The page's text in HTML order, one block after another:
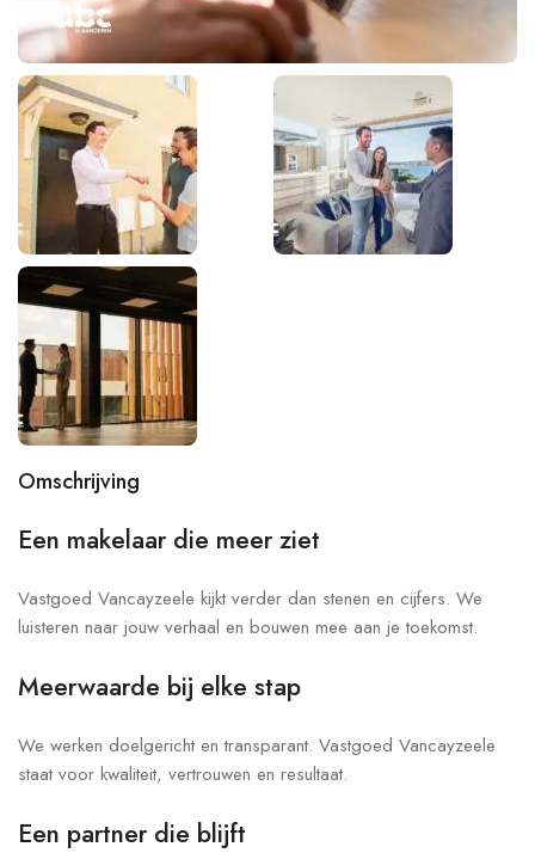
Omschrijving
Een makelaar die meer ziet
Vastgoed Vancayzeele kijkt verder dan stenen en cijfers. We
luisteren naar jouw verhaal en bouwen mee aan je toekomst.
Meerwaarde bij elke stap
We werken doelgericht en transparant. Vastgoed Vancayzeele
staat voor kwaliteit, vertrouwen en resultaat.
Een partner die blijft